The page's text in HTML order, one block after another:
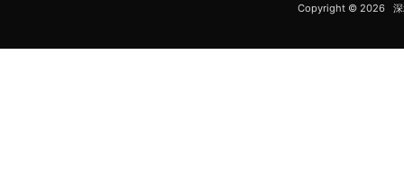
Copyright © 2026 深